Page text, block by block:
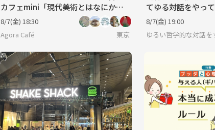
カフェmini「現代美術とはなにか」
@東京現代美術館※年齢制限有
8/7(金) 18:30
Agora Café
東京
てゆる対話をやっ
8/7(金) 19:00
ゆるい哲学的な対話を